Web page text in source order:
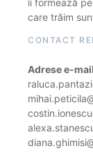
îi formează
care trăim
CONTACT
Adrese e-mail